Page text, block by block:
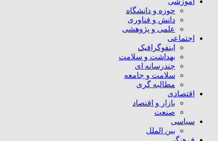
حوزه و دانشگاه
دانش و فناوری
علمی و پژوهشی
اجتماعی
اینفوگرافیک
بهداشت و سلامت
چندرسانه ای
سلامت و جامعه
مطالبه گری
اقتصادی
بازار و اقتصاد
صنعت
سیاسی
بین الملل